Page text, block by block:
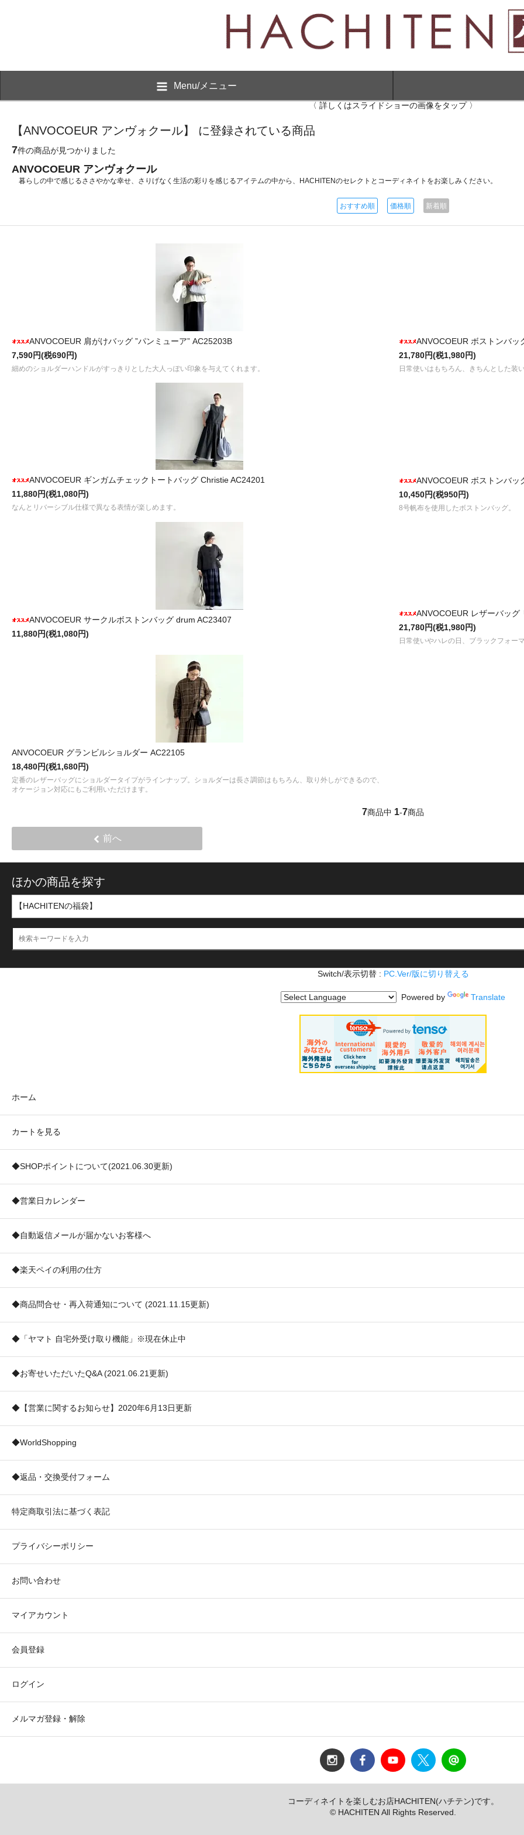
Menu/メニュー
〈 詳しくはスライドショーの画像をタップ 〉
【ANVOCOEUR アンヴォクール】 に登録されている商品
7件の商品が見つかりました
ANVOCOEUR アンヴォクール
暮らしの中で感じるささやかな幸せ、さりげなく生活の彩りを感じるアイテムの中から、HACHITENのセレクトとコーディネイトをお楽しみください。
おすすめ順 価格順 新着順
ANVOCOEUR 肩がけバッグ ”パンミューア” AC25203B
7,590円(税690円)
細めのショルダーハンドルがすっきりとした大人っぽい印象を与えてくれます。
ANVOCOEUR ボストンバッ
21,780円(税1,980円)
日常使いはもちろん、きちんとした装
ANVOCOEUR ギンガムチェックトートバッグ Christie AC24201
11,880円(税1,080円)
なんとリバーシブル仕様で異なる表情が楽しめます。
ANVOCOEUR ボストンバッ
10,450円(税950円)
8号帆布を使用したボストンバッグ。
ANVOCOEUR サークルボストンバッグ drum AC23407
11,880円(税1,080円)
ANVOCOEUR レザーバッグ
21,780円(税1,980円)
日常使いやハレの日、ブラックフォー
ANVOCOEUR グランビルショルダー AC22105
18,480円(税1,680円)
定番のレザーバッグにショルダータイプがラインナップ。ショルダーは長さ調節はもちろん、取り外しができるので、
オケージョン対応にもご利用いただけます。
7商品中 1-7商品
前へ
ほかの商品を探す
Switch/表示切替 : PC.Ver/版に切り替える
Powered by Translate
ホーム
カートを見る
◆SHOPポイントについて(2021.06.30更新)
◆営業日カレンダー
◆自動返信メールが届かないお客様へ
◆楽天ペイの利用の仕方
◆商品問合せ・再入荷通知について (2021.11.15更新)
◆「ヤマト 自宅外受け取り機能」※現在休止中
◆お寄せいただいたQ&A (2021.06.21更新)
◆【営業に関するお知らせ】2020年6月13日更新
◆WorldShopping
◆返品・交換受付フォーム
特定商取引法に基づく表記
プライバシーポリシー
お問い合わせ
マイアカウント
会員登録
ログイン
メルマガ登録・解除
コーディネイトを楽しむお店HACHITEN(ハチテン)です。
© HACHITEN All Rights Reserved.